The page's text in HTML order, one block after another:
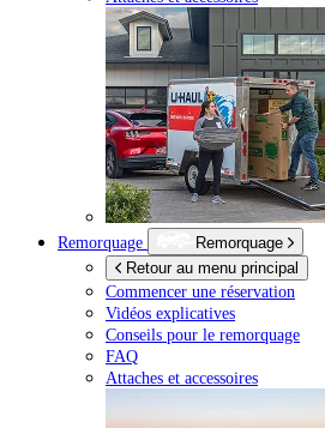
Remorquage
Remorquage
Retour au menu principal
Commencer une réservation
Vidéos explicatives
Conseils pour le remorquage
FAQ
Attaches et accessoires